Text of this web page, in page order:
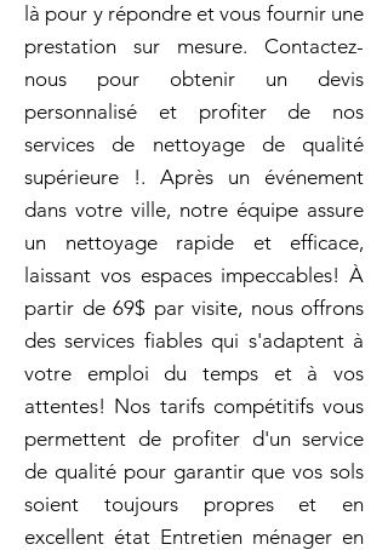
là pour y répondre et vous fournir une
prestation sur mesure. Contactez-
nous pour obtenir un devis
personnalisé et profiter de nos
services de nettoyage de qualité
supérieure !. Après un événement
dans votre ville, notre équipe assure
un nettoyage rapide et efficace,
laissant vos espaces impeccables! À
partir de 69$ par visite, nous offrons
des services fiables qui s'adaptent à
votre emploi du temps et à vos
attentes! Nos tarifs compétitifs vous
permettent de profiter d'un service
de qualité pour garantir que vos sols
soient toujours propres et en
excellent état Entretien ménager en